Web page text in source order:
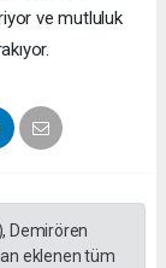
ve mutluluk
Demirören
eklenen tüm